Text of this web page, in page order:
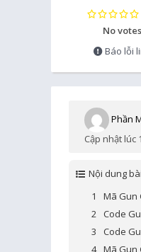
No votes
Báo lỗi
Phần
Cập nhật lúc
Nội dung
Mã Gun
Code
Code
Mã Gun